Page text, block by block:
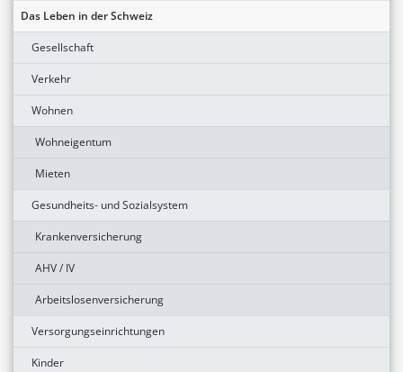
Das Leben in der Schweiz
Gesellschaft
Verkehr
Wohnen
Wohneigentum
Mieten
Gesundheits- und Sozialsystem
Krankenversicherung
AHV / IV
Arbeitslosenversicherung
Versorgungseinrichtungen
Kinder